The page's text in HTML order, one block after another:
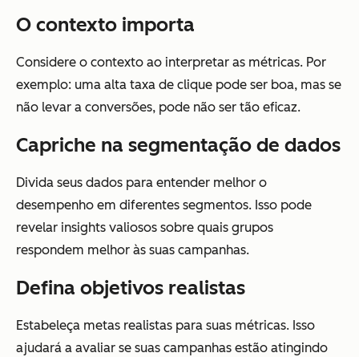
O contexto importa
Considere o contexto ao interpretar as métricas. Por
exemplo: uma alta taxa de clique pode ser boa, mas se
não levar a conversões, pode não ser tão eficaz.
Capriche na segmentação de dados
Divida seus dados para entender melhor o
desempenho em diferentes segmentos. Isso pode
revelar insights valiosos sobre quais grupos
respondem melhor às suas campanhas.
Defina objetivos realistas
Estabeleça metas realistas para suas métricas. Isso
ajudará a avaliar se suas campanhas estão atingindo